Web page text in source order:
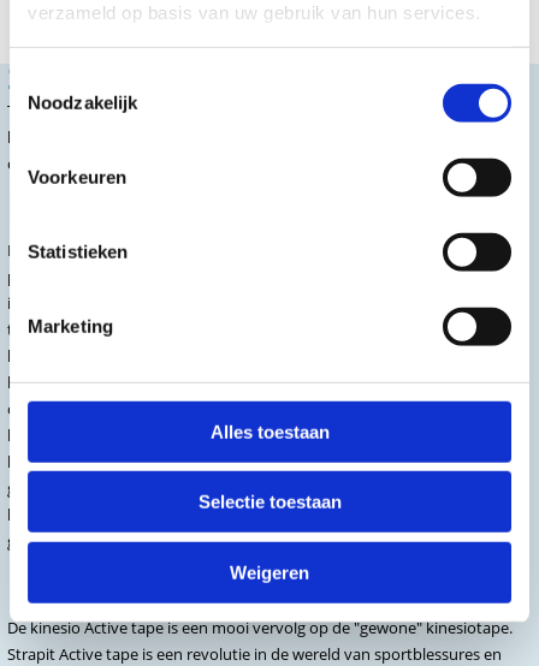
verzameld op basis van uw gebruik van hun services.
Toestemmingsselectie
Noodzakelijk
Voorkeuren
Statistieken
Marketing
Alles toestaan
Selectie toestaan
Weigeren
Soorten tape
Tape kent verschillende soorten. Zo is er rekbare tape, ook wel
kinesiotape genoemd maar ook tape zonder rek. Deze kun je vinden
onder leukotape of strappal tape.
Kinesiotape is een veelzijdige tape dat wordt ingezet om onder andere
pijnbestrijding en blessures tegen te gaan. Deze tape wordt vaak gebruikt
in de fysiotherapiepraktijk. Kinesiotape is een elastische therapeutische
tape met een hypoallergene acryl kleeflaag. De tape heeft een
hechtingstijd van 4-7 dagen. De hechting van de tape kan worden
beïnvloed door de huidtype, plek waar de tape is aangebracht en de
omgevingstemperatuur. Daarnaast is de tape waterbestendig, hierdoor
kan je er gemakkelijk mee douchen of zwemmen. De tape is
huidvriendelijk en voldoet aan de hoogste kwaliteitseisen. De tape is
gemaakt van elastisch, ademend katoen. Dankzij de antiallergische acryl
lijmlaag is deze tape huidvriendelijk, activeert de bloed en lymfecirculatie,
geeft ondersteuning bij blessures en werkt pijn dempend.
Kinesiotape Active
De kinesio Active tape is een mooi vervolg op de "gewone" kinesiotape.
Strapit Active tape is een revolutie in de wereld van sportblessures en